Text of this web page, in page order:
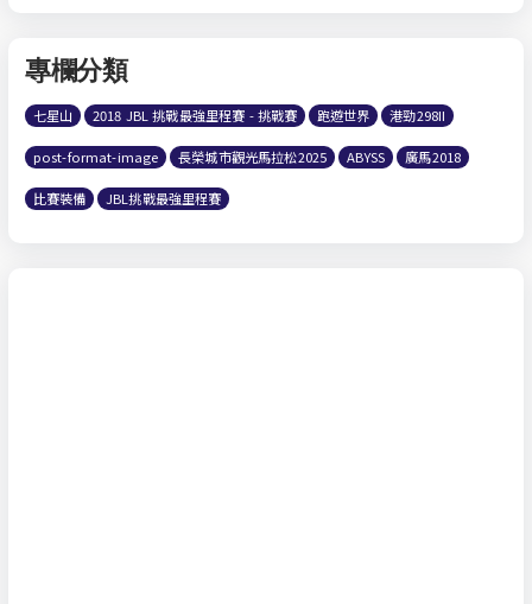
專欄分類
七星山 2018 JBL 挑戰最強里程賽 - 挑戰賽 跑遊世界 港勁298II
post-format-image 長榮城市觀光馬拉松2025 ABYSS 廣馬2018
比賽裝備 JBL挑戰最強里程賽